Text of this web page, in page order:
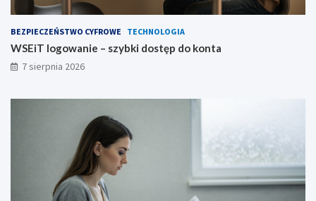
BEZPIECZEŃSTWO CYFROWE TECHNOLOGIA
WSEiT logowanie – szybki dostęp do konta
7 sierpnia 2026